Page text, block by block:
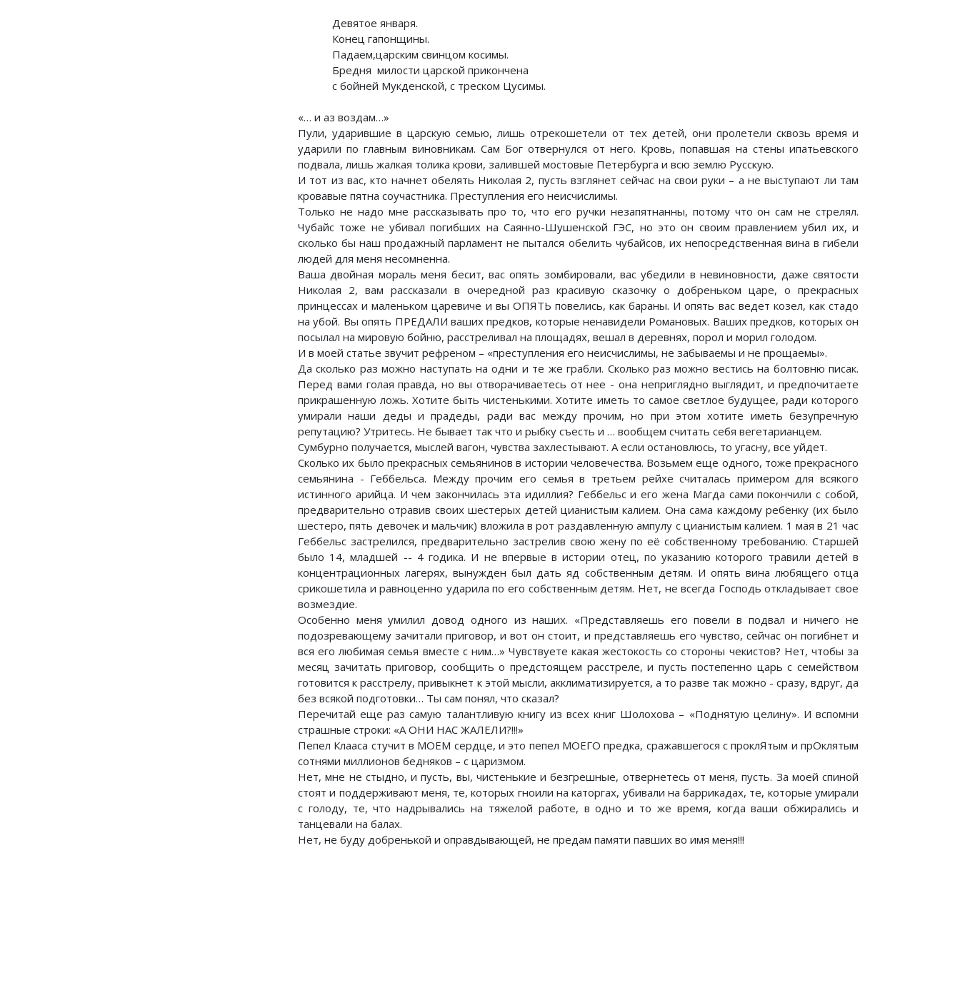
Девятое января.
Конец гапонщины.
Падаем,царским свинцом косимы.
Бредня милости царской прикончена
с бойней Мукденской, с треском Цусимы.
«… и аз воздам…»
Пули, ударившие в царскую семью, лишь отрекошетели от тех детей, они пролетели сквозь время и
ударили по главным виновникам. Сам Бог отвернулся от него. Кровь, попавшая на стены ипатьевского
подвала, лишь жалкая толика крови, залившей мостовые Петербурга и всю землю Русскую.
И тот из вас, кто начнет обелять Николая 2, пусть взглянет сейчас на свои руки – а не выступают ли там
кровавые пятна соучастника. Преступления его неисчислимы.
Только не надо мне рассказывать про то, что его ручки незапятнанны, потому что он сам не стрелял.
Чубайс тоже не убивал погибших на Саянно-Шушенской ГЭС, но это он своим правлением убил их, и
сколько бы наш продажный парламент не пытался обелить чубайсов, их непосредственная вина в гибели
людей для меня несомненна.
Ваша двойная мораль меня бесит, вас опять зомбировали, вас убедили в невиновности, даже святости
Николая 2, вам рассказали в очередной раз красивую сказочку о добреньком царе, о прекрасных
принцессах и маленьком царевиче и вы ОПЯТЬ повелись, как бараны. И опять вас ведет козел, как стадо
на убой. Вы опять ПРЕДАЛИ ваших предков, которые ненавидели Романовых. Ваших предков, которых он
посылал на мировую бойню, расстреливал на площадях, вешал в деревнях, порол и морил голодом.
И в моей статье звучит рефреном – «преступления его неисчислимы, не забываемы и не прощаемы».
Да сколько раз можно наступать на одни и те же грабли. Сколько раз можно вестись на болтовню писак.
Перед вами голая правда, но вы отворачиваетесь от нее - она неприглядно выглядит, и предпочитаете
прикрашенную ложь. Хотите быть чистенькими. Хотите иметь то самое светлое будущее, ради которого
умирали наши деды и прадеды, ради вас между прочим, но при этом хотите иметь безупречную
репутацию? Утритесь. Не бывает так что и рыбку съесть и … вообщем считать себя вегетарианцем.
Сумбурно получается, мыслей вагон, чувства захлестывают. А если остановлюсь, то угасну, все уйдет.
Сколько их было прекрасных семьянинов в истории человечества. Возьмем еще одного, тоже прекрасного
семьянина - Геббельса. Между прочим его семья в третьем рейхе считалась примером для всякого
истинного арийца. И чем закончилась эта идиллия? Геббельс и его жена Магда сами покончили с собой,
предварительно отравив своих шестерых детей цианистым калием. Она сама каждому ребёнку (их было
шестеро, пять девочек и мальчик) вложила в рот раздавленную ампулу с цианистым калием. 1 мая в 21 час
Геббельс застрелился, предварительно застрелив свою жену по её собственному требованию. Старшей
было 14, младшей -- 4 годика. И не впервые в истории отец, по указанию которого травили детей в
концентрационных лагерях, вынужден был дать яд собственным детям. И опять вина любящего отца
срикошетила и равноценно ударила по его собственным детям. Нет, не всегда Господь откладывает свое
возмездие.
Особенно меня умилил довод одного из наших. «Представляешь его повели в подвал и ничего не
подозревающему зачитали приговор, и вот он стоит, и представляешь его чувство, сейчас он погибнет и
вся его любимая семья вместе с ним…» Чувствуете какая жестокость со стороны чекистов? Нет, чтобы за
месяц зачитать приговор, сообщить о предстоящем расстреле, и пусть постепенно царь с семейством
готовится к расстрелу, привыкнет к этой мысли, акклиматизируется, а то разве так можно - сразу, вдруг, да
без всякой подготовки… Ты сам понял, что сказал?
Перечитай еще раз самую талантливую книгу из всех книг Шолохова – «Поднятую целину». И вспомни
страшные строки: «А ОНИ НАС ЖАЛЕЛИ?!!!»
Пепел Клааса стучит в МОЕМ сердце, и это пепел МОЕГО предка, сражавшегося с проклЯтым и прОклятым
сотнями миллионов бедняков – с царизмом.
Нет, мне не стыдно, и пусть, вы, чистенькие и безгрешные, отвернетесь от меня, пусть. За моей спиной
стоят и поддерживают меня, те, которых гноили на каторгах, убивали на баррикадах, те, которые умирали
с голоду, те, что надрывались на тяжелой работе, в одно и то же время, когда ваши обжирались и
танцевали на балах.
Нет, не буду добренькой и оправдывающей, не предам памяти павших во имя меня!!!